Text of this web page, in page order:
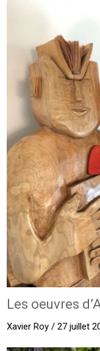
Les oeuvres
Xavier Roy / 27 juillet